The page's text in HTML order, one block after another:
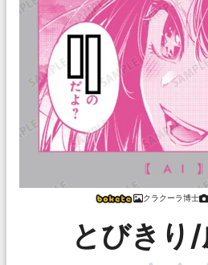
クラクーラ博士
とびきり